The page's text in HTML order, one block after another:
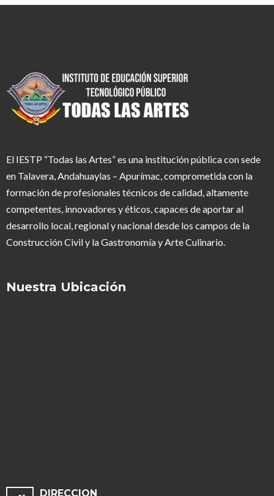
El IESTP “Todas las Artes” es una institución pública con sede
en Talavera, Andahuaylas – Apurímac, comprometida con la
formación de profesionales técnicos de calidad, altamente
competentes, innovadores y éticos, capaces de aportar al
desarrollo local, regional y nacional desde los campos de la
Construcción Civil y la Gastronomía y Arte Culinario.
Nuestra Ubicación
DIRECCION